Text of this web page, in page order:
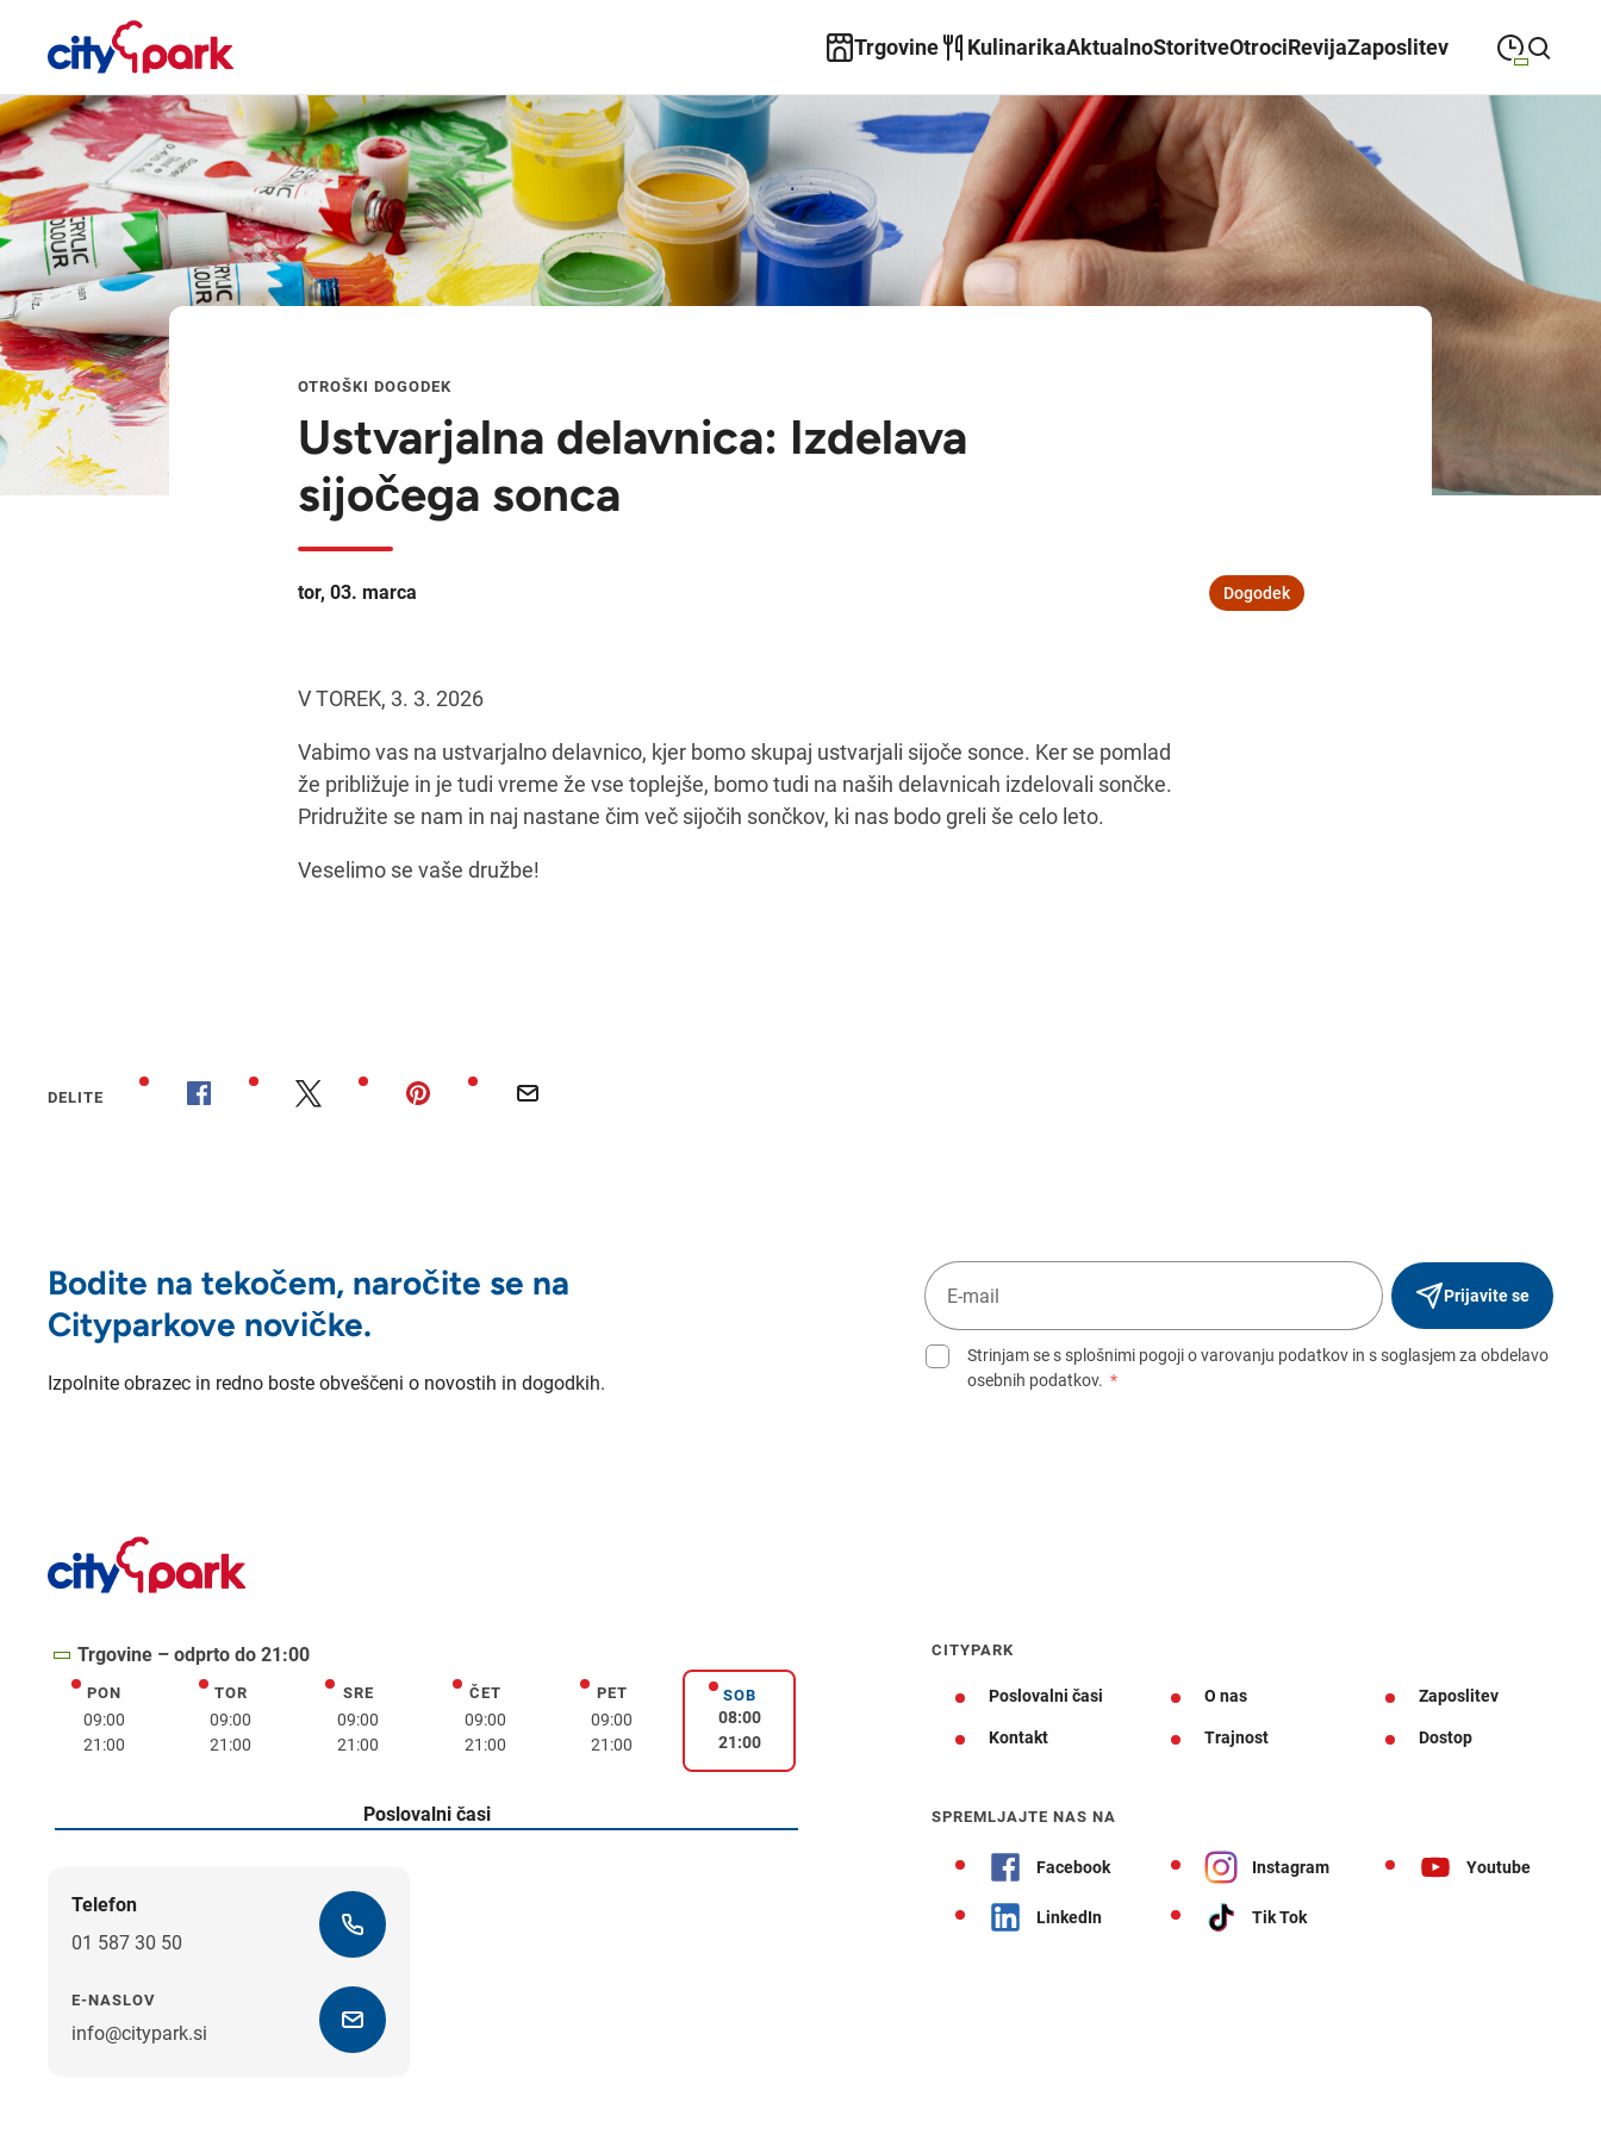
Trgovine KulinarikaAktualnoStoritveOtrociRevijaZaposlitev
Close searchponedeljek
PONEDELJEK —
torek
TOREK —21:00
sreda
SREDA 09:00 21:00
09:00 — 21:00
OTROŠKI DOGODEK
Ustvarjalna delavnica: Izdelava
sijočega sonca
tor, 03. marca Dogodek
V TOREK, 3. 3. 2026
Vabimo vas na ustvarjalno delavnico, kjer bomo skupaj ustvarjali sijoče sonce. Ker se pomlad
že približuje in je tudi vreme že vse toplejše, bomo tudi na naših delavnicah izdelovali sončke.
Pridružite se nam in naj nastane čim več sijočih sončkov, ki nas bodo greli še celo leto.
Veselimo se vaše družbe!
DELITE
Bodite na tekočem, naročite se na
Cityparkove novičke.
Izpolnite obrazec in redno boste obveščeni o novostih in dogodkih.
Prijavite se
Strinjam se s splošnimi pogoji o varovanju podatkov in s soglasjem za obdelavo
osebnih podatkov. *
Trgovine – odprto do 21:00
PONponedeljek
09:00
21:00
TORtorek
09:00
21:00
SREsreda
09:00
21:00
ČETčetrtek
09:00
21:00
PETpetek
09:00
21:00
SOBsobota
08:00
21:00
Poslovalni časi
Telefon
01 587 30 50
E-NASLOV
info@citypark.si
CITYPARK
Poslovalni časi O nas Zaposlitev
Kontakt Trajnost Dostop
SPREMLJAJTE NAS NA
Facebook Instagram Youtube
LinkedIn Tik Tok